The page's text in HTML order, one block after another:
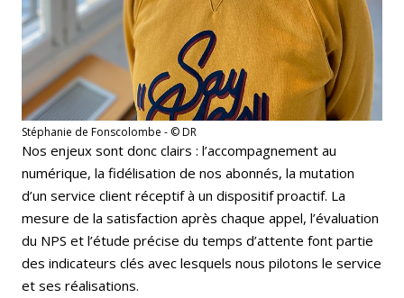
Stéphanie de Fonscolombe - © DR
Nos enjeux sont donc clairs : l’accompagnement au
numérique, la fidélisation de nos abonnés, la mutation
d’un service client réceptif à un dispositif proactif. La
mesure de la satisfaction après chaque appel, l’évaluation
du NPS et l’étude précise du temps d’attente font partie
des indicateurs clés avec lesquels nous pilotons le service
et ses réalisations.